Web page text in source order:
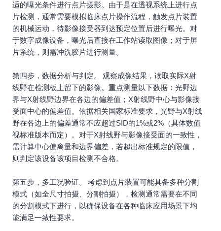
适的曝光条件进行点片摄影。由于是在透视系统上进行点
片检测，通常需要模拟临床点片操作流程，触发点片装置
的机械运动，待影像接受器到达预定位置后进行曝光。对
于数字成像设备，曝光后直接在工作站读取图像；对于屏
片系统，则需冲洗胶片进行测量。
第四步，数据分析与判定。 观察成像结果，读取实际X射
线野在检测板上留下的影像。重点测量以下数据：光野边
界与X射线野边界在各边的偏差值；X射线野中心与影像接
受面中心的偏差值。依据相关国家标准要求，光野与X射线
野在各边上的偏差通常不应超过SID的1%或2%（具体数值
视标准版本而定）。对于X射线野与影像接受面的一致性，
需计算中心偏离量和边界偏差，若超出标准规定的限值，
则判定该设备该项目检测不合格。
第五步，多工况验证。 考虑到点片装置可能具备多种分割
模式（如全尺寸拍摄、分割拍摄），检测通常需要在不同
的分割模式下进行，以确保设备在各种临床应用场景下均
能满足一致性要求。